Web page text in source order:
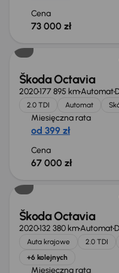
Cena
73 000 zł
Škoda Octavia
2020177 895 kmAutomat
2.0 TDI Automat
Miesięczna rata
od 399 zł
Cena
67 000 zł
Škoda Octavia
2020132 380 kmAutomat
Auta krajowe 2.0 TDI
+6 kolejnych
Miesięczna rata